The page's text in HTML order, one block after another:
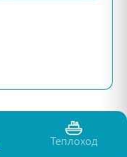
Теплоход